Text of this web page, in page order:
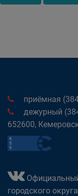
приёмная
дежурный
652600,
городского округа